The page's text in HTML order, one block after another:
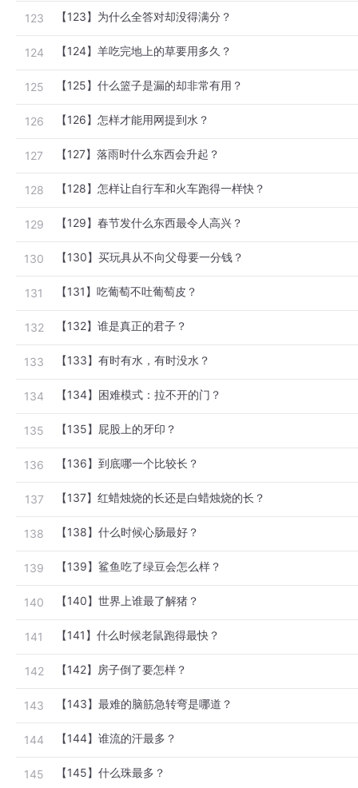
123 【123】为什么全答对却没得满分？
124 【124】羊吃完地上的草要用多久？
125 【125】什么篮子是漏的却非常有用？
126 【126】怎样才能用网提到水？
127 【127】落雨时什么东西会升起？
128 【128】怎样让自行车和火车跑得一样快？
129 【129】春节发什么东西最令人高兴？
130 【130】买玩具从不向父母要一分钱？
131 【131】吃葡萄不吐葡萄皮？
132 【132】谁是真正的君子？
133 【133】有时有水，有时没水？
134 【134】困难模式：拉不开的门？
135 【135】屁股上的牙印？
136 【136】到底哪一个比较长？
137 【137】红蜡烛烧的长还是白蜡烛烧的长？
138 【138】什么时候心肠最好？
139 【139】鲨鱼吃了绿豆会怎么样？
140 【140】世界上谁最了解猪？
141 【141】什么时候老鼠跑得最快？
142 【142】房子倒了要怎样？
143 【143】最难的脑筋急转弯是哪道？
144 【144】谁流的汗最多？
145 【145】什么珠最多？